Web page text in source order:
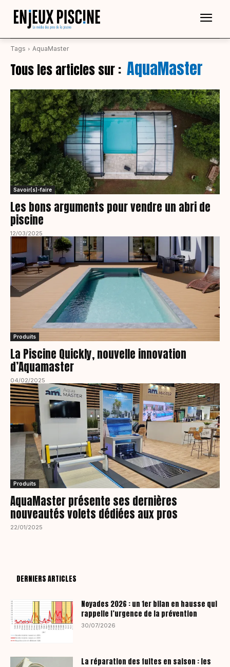
Tags AquaMaster
Tous les articles sur : AquaMaster
Savoir(s)-faire
Les bons arguments pour vendre un abri de
piscine
12/03/2025
Produits
La Piscine Quickly, nouvelle innovation
d’Aquamaster
04/02/2025
Produits
AquaMaster présente ses dernières
nouveautés volets dédiées aux pros
22/01/2025
DERNIERS ARTICLES
Noyades 2026 : un 1er bilan en hausse qui
rappelle l’urgence de la prévention
30/07/2026
La réparation des fuites en saison : les